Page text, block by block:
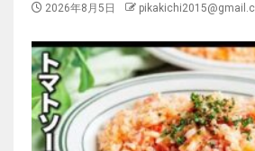
2026年8月5日